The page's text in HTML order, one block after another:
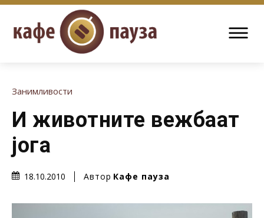
Занимливости
И животните вежбаат
јога
18.10.2010 Автор Кафе пауза